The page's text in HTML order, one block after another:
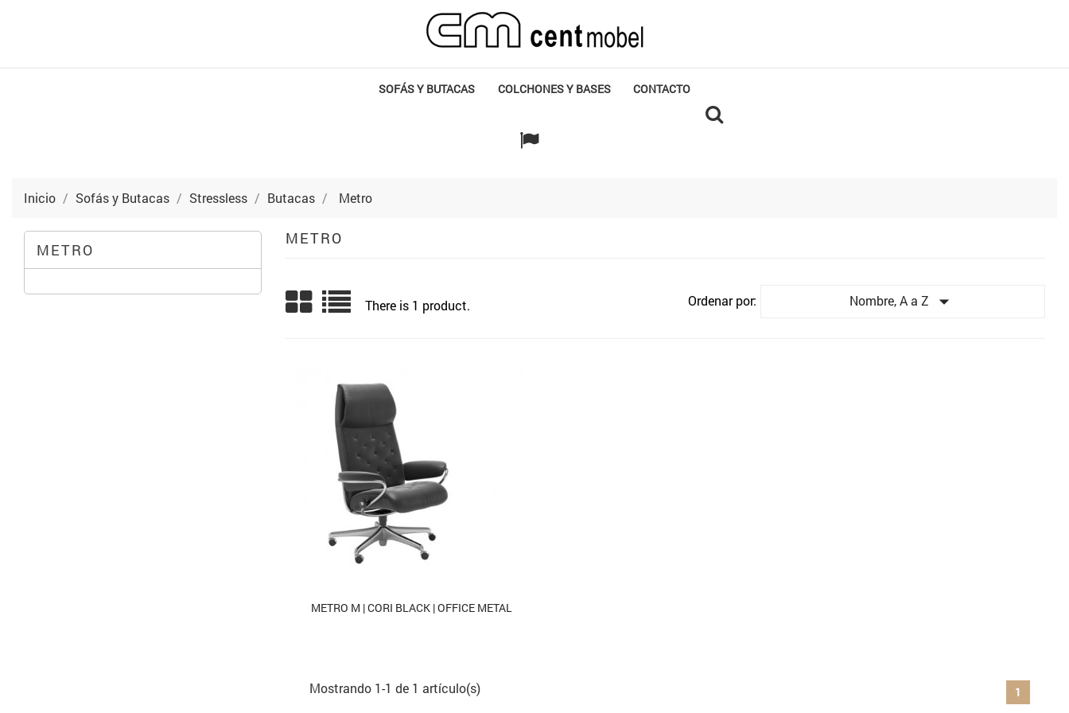
SOFÁS Y BUTACAS COLCHONES Y BASES CONTACTO
Inicio Sofás y Butacas Stressless Butacas Metro
METRO
METRO
There is 1 product. Ordenar por: Nombre, A a Z 
METRO M | CORI BLACK | OFFICE METAL
Mostrando 1-1 de 1 artículo(s) 1